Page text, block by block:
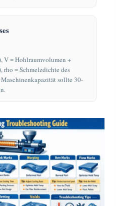
V = Hohlraumvolumen +
rho = Schmelzdichte des
sollte 30-